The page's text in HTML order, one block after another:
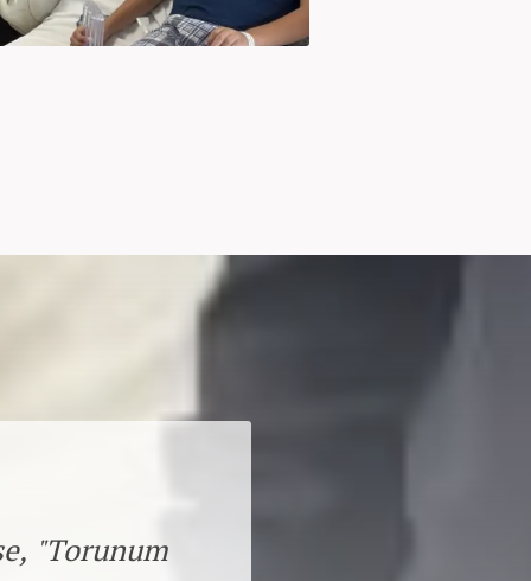
"Torunum